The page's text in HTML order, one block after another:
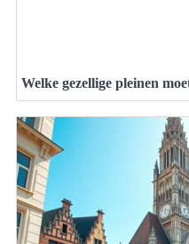
Welke gezellige pleinen